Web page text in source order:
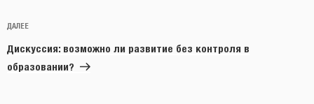
Следующая
запись
ДАЛЕЕ
Дискуссия: возможно ли развитие без контроля в
образовании?